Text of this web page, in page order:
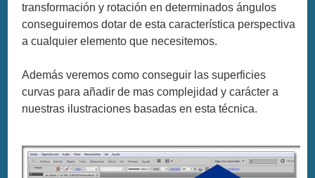
transformación y rotación en determinados ángulos
conseguiremos dotar de esta característica perspectiva
a cualquier elemento que necesitemos.
Además veremos como conseguir las superficies
curvas para añadir de mas complejidad y carácter a
nuestras ilustraciones basadas en esta técnica.